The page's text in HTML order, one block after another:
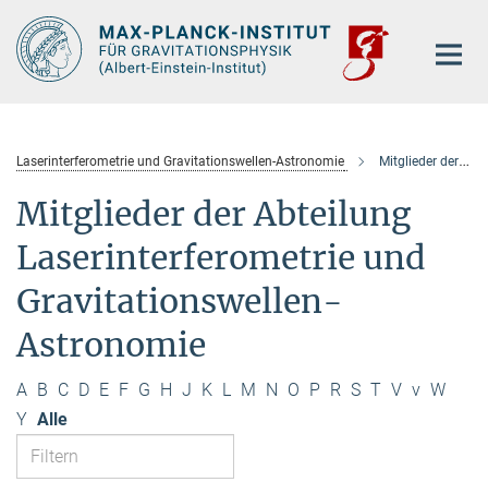
Hauptinhalt
Laserinterferometrie und Gravitationswellen-Astronomie Mitglieder der Abteilung
Mitglieder der Abteilung
Laserinterferometrie und
Gravitationswellen-
Astronomie
A B C D E F G H J K L M N O P R S T V v W
Y Alle